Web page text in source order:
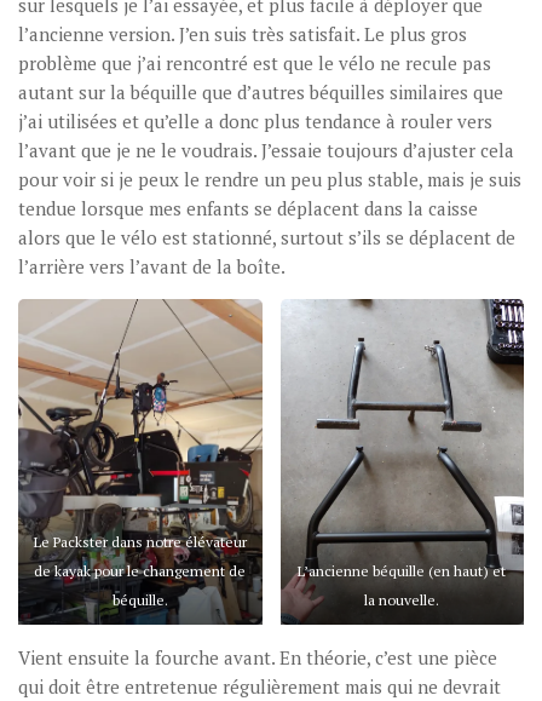
sur lesquels je l’ai essayée, et plus facile à déployer que
l’ancienne version. J’en suis très satisfait. Le plus gros
problème que j’ai rencontré est que le vélo ne recule pas
autant sur la béquille que d’autres béquilles similaires que
j’ai utilisées et qu’elle a donc plus tendance à rouler vers
l’avant que je ne le voudrais. J’essaie toujours d’ajuster cela
pour voir si je peux le rendre un peu plus stable, mais je suis
tendue lorsque mes enfants se déplacent dans la caisse
alors que le vélo est stationné, surtout s’ils se déplacent de
l’arrière vers l’avant de la boîte.
Le Packster dans notre élévateur
de kayak pour le changement de
béquille.
L’ancienne béquille (en haut) et
la nouvelle.
Vient ensuite la fourche avant. En théorie, c’est une pièce
qui doit être entretenue régulièrement mais qui ne devrait